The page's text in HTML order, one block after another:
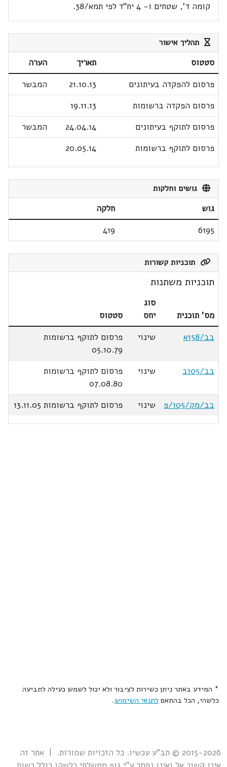
קומה ד', שטחים ו- 4 יח"ד לפי תמא/38.
תהליך אישור
סטטוס תאריך
הערה
פרסום להפקדה בעיתונים
21.10.13
המבשר
פרסום הפקדה ברשומות
19.11.13
פרסום לתוקף בעיתונים
24.04.14
המבשר
פרסום לתוקף ברשומות
20.05.14
גושים וחלקות
גוש
חלקה
6195
419
תוכניות קשורות
תוכניות משתנות
מס' תוכנית
סוג
יחס
סטטוס
בב/158א
שינוי
פרסום לתוקף ברשומות
05.10.79
בב/105ב
שינוי
פרסום לתוקף ברשומות
07.08.80
בב/מק/105/פ
שינוי פרסום לתוקף ברשומות 13.11.05
* המידע באתר ניתן כשירות לציבור ולא יכול לשמש כעילה לתביעה
כלשהי, הכל בהתאם לתנאי השימוש.
2015-2026 © תב"ע עכשיו. כל הזכויות שמורות. | אתר זה